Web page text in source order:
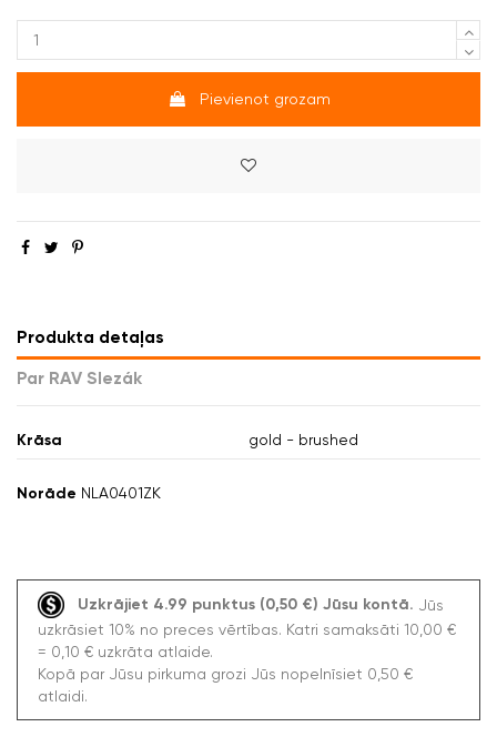
Pievienot grozam
Produkta detaļas
Par RAV Slezák
Krāsa gold - brushed
Norāde NLA0401ZK
Uzkrājiet 4.99 punktus (0,50 €) Jūsu kontā. Jūs
uzkrāsiet 10% no preces vērtības. Katri samaksāti 10,00 €
= 0,10 € uzkrāta atlaide.
Kopā par Jūsu pirkuma grozi Jūs nopelnīsiet 0,50 €
atlaidi.